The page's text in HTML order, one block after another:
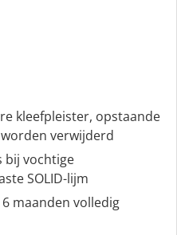
kleefpleister, opstaande
verwijderd
bij vochtige
SOLID-lijm
maanden volledig